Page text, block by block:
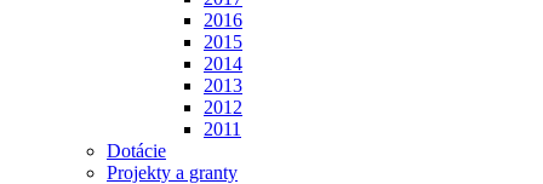
2016
2015
2014
2013
2012
2011
Dotácie
Projekty a granty